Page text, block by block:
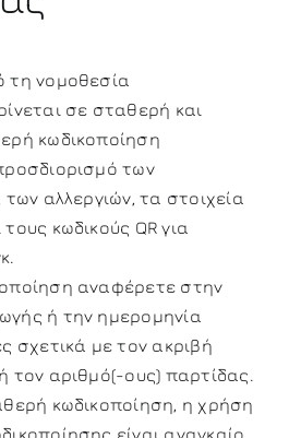
τη νομοθεσία
σε σταθερή και
κωδικοποίηση
των
αλλεργιών, τα στοιχεία
κωδικούς QR για
αναφέρετε στην
ή την ημερομηνία
σχετικά με τον ακριβή
τον αριθμό(-ους) παρτίδας.
κωδικοποίηση, η χρήση
είναι αναγκαίο